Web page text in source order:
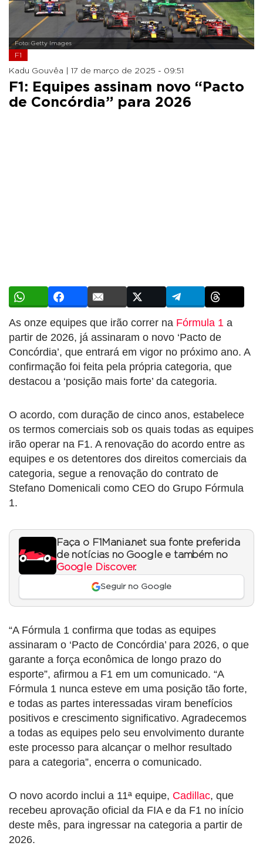
Foto: Getty Images
F1
Kadu Gouvêa | 17 de março de 2025 - 09:51
F1: Equipes assinam novo “Pacto
de Concórdia” para 2026
As onze equipes que irão correr na Fórmula 1 a
partir de 2026, já assinaram o novo ‘Pacto de
Concórdia’, que entrará em vigor no próximo ano. A
confirmação foi feita pela própria categoria, que
destacou a ‘posição mais forte’ da categoria.
O acordo, com duração de cinco anos, estabelece
os termos comerciais sob os quais todas as equipes
irão operar na F1. A renovação do acordo entre as
equipes e os detentores dos direitos comerciais da
categoria, segue a renovação do contrato de
Stefano Domenicali como CEO do Grupo Fórmula
1.
Faça o F1Mania.net sua fonte preferida
de notícias no Google e também no
Google Discover.
Seguir no Google
“A Fórmula 1 confirma que todas as equipes
assinaram o ‘Pacto de Concórdia’ para 2026, o que
garante a força econômica de longo prazo do
esporte”, afirmou a F1 em um comunicado. “A
Fórmula 1 nunca esteve em uma posição tão forte,
e todas as partes interessadas viram benefícios
positivos e crescimento significativo. Agradecemos
a todas as equipes pelo seu envolvimento durante
este processo para alcançar o melhor resultado
para a categoria”, encerra o comunicado.
O novo acordo inclui a 11ª equipe, Cadillac, que
recebeu aprovação oficial da FIA e da F1 no início
deste mês, para ingressar na categoria a partir de
2026.